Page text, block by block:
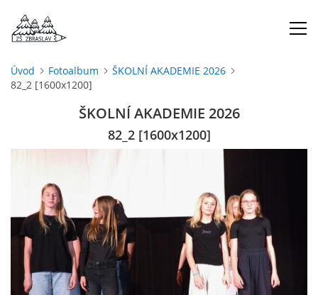
ÚVOD
DOKUMENTY
ŠKOLSKÁ RADA
Úvod Fotoalbum
ŠKOLNÍ AKADEMIE 2026
82_2 [1600x1200]
ŠKOLNÍ AKADEMIE 2026
82_2 [1600x1200]